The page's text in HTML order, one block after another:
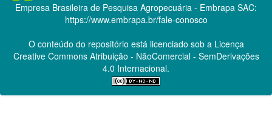
Empresa Brasileira de Pesquisa Agropecuária - Embrapa SAC:
https://www.embrapa.br/fale-conosco
O conteúdo do repositório está licenciado sob a Licença
Creative CommonsAtribuição - NãoComercial - SemDerivações
4.0 Internacional.